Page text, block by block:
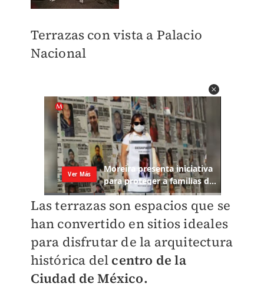
Terrazas con vista a Palacio
Nacional
Las terrazas son espacios que se
han convertido en sitios ideales
para disfrutar de la arquitectura
histórica del centro de la
Ciudad de México.